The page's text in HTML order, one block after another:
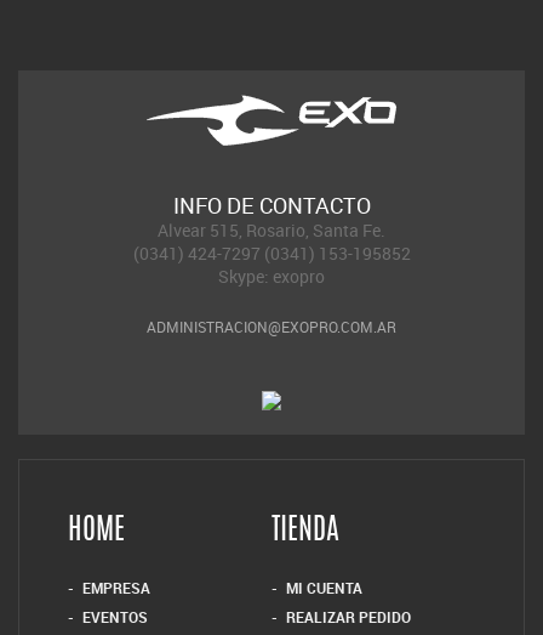
INFO DE CONTACTO
Alvear 515, Rosario, Santa Fe.
(0341) 424-7297 (0341) 153-195852
Skype: exopro
ADMINISTRACION@EXOPRO.COM.AR
HOME
EMPRESA
EVENTOS
TIENDA
MI CUENTA
REALIZAR PEDIDO